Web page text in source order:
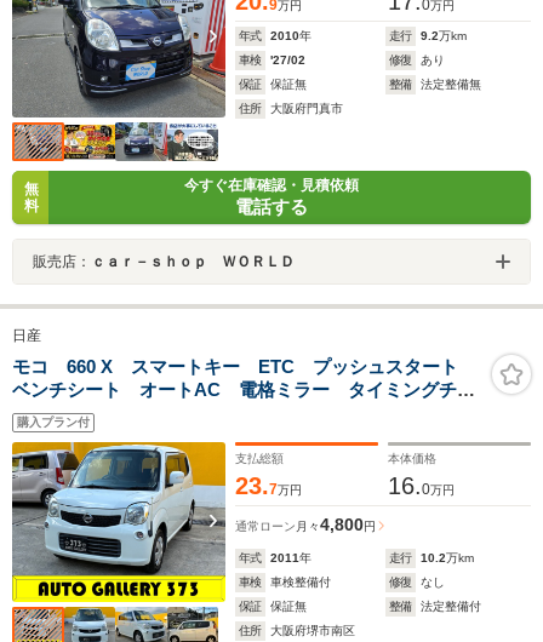
9万円 0万円
年式 2010年 走行 9.2万km
車検
'27/02 修復
あり
保証
保証無 整備
法定整備無
住所
大阪府門真市
無
料
今すぐ在庫確認・見積依頼
電話する
販売店： ｃａｒ－ｓｈｏｐ ＷＯＲＬＤ
日産
モコ 660 X スマートキー ETC プッシュスタート
ベンチシート オートAC 電格ミラー タイミングチェ
ーン Wエアバッグ ABS 盗難防止装置付 コンピュ
ーター診断済 MRワゴンOEM
購入プラン付
支払総額
23.7万円
本体価格
16.0万円
通常ローン 月々4,800円
年式 2011年 走行 10.2万km
車検
車検整備付 修復
なし
保証
保証無 整備
法定整備付
住所
大阪府堺市南区